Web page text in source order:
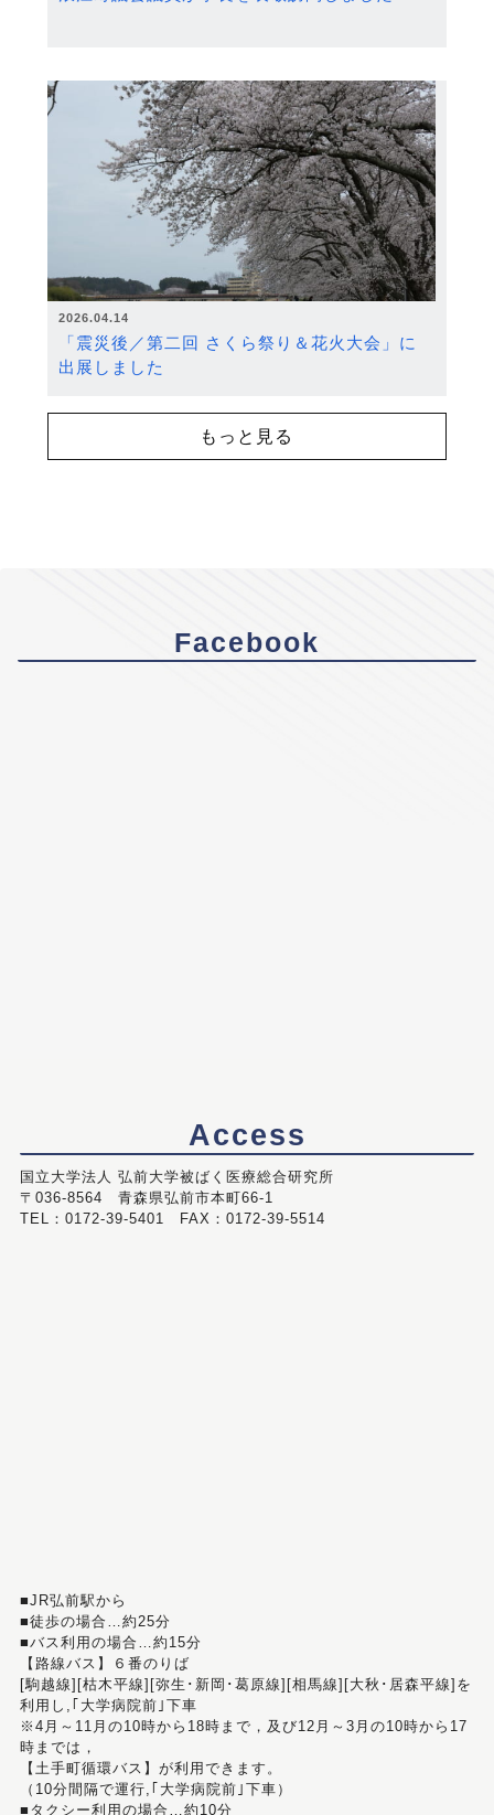
2026.04.14
「震災後／第二回 さくら祭り＆花火大会」に
出展しました
もっと見る
Facebook
Access
国立大学法人 弘前大学被ばく医療総合研究所
〒036-8564 青森県弘前市本町66-1
TEL：0172-39-5401 FAX：0172-39-5514
■JR弘前駅から
■徒歩の場合…約25分
■バス利用の場合…約15分
【路線バス】６番のりば
[駒越線][枯木平線][弥生･新岡･葛原線][相馬線][大秋･居森平線]を
利用し,｢大学病院前｣下車
※4月～11月の10時から18時まで，及び12月～3月の10時から17
時までは，
【土手町循環バス】が利用できます。
（10分間隔で運行,｢大学病院前｣下車）
■タクシー利用の場合…約10分